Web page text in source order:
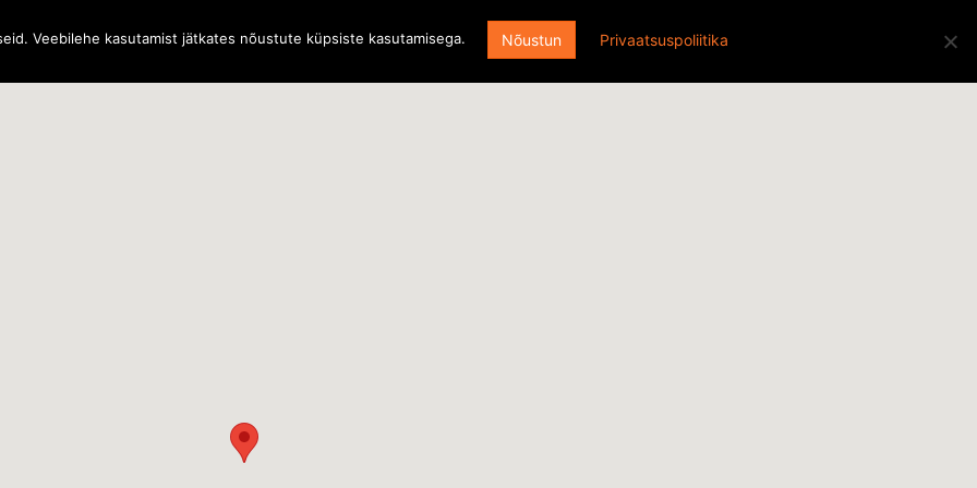
Veebilehe kasutamist jätkates nõustute küpsiste kasutamisega. Nõustun Privaatsuspoliitika